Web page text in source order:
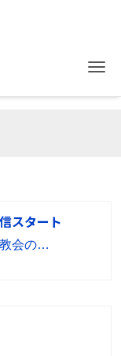
スタート
会の…